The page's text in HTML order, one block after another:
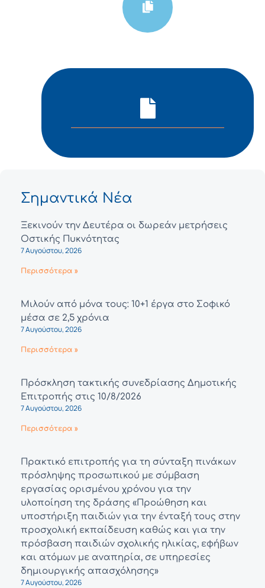
Σημαντικά Νέα
Ξεκινούν την Δευτέρα οι δωρεάν μετρήσεις
Οστικής Πυκνότητας
7 Αυγούστου, 2026
Περισσότερα »
Μιλούν από μόνα τους: 10+1 έργα στο Σοφικό
μέσα σε 2,5 χρόνια
7 Αυγούστου, 2026
Περισσότερα »
Πρόσκληση τακτικής συνεδρίασης Δημοτικής
Επιτροπής στις 10/8/2026
7 Αυγούστου, 2026
Περισσότερα »
Πρακτικό επιτροπής για τη σύνταξη πινάκων
πρόσληψης προσωπικού με σύμβαση
εργασίας ορισμένου χρόνου για την
υλοποίηση της δράσης «Προώθηση και
υποστήριξη παιδιών για την ένταξή τους στην
προσχολική εκπαίδευση καθώς και για την
πρόσβαση παιδιών σχολικής ηλικίας, εφήβων
και ατόμων με αναπηρία, σε υπηρεσίες
δημιουργικής απασχόλησης»
7 Αυγούστου, 2026